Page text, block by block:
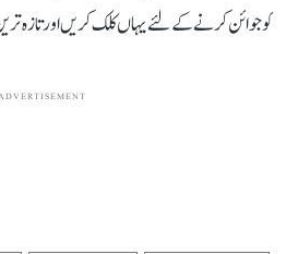
کو جوائن کرنے کے لئے یہاں کلک کریں اور